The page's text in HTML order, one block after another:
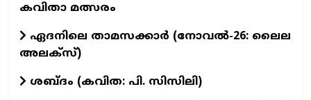
കവിതാ മത്സരം
ഏദനിലെ താമസക്കാർ (നോവല്‍-26: ലൈല
അലക്‌സ്)
ശബ്ദം (കവിത: പി. സിസിലി)